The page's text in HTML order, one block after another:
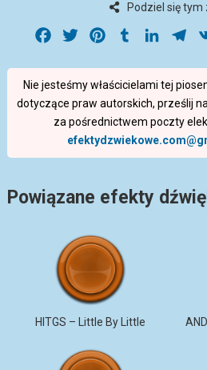
Podziel się tym
Facebook
Twitter PinterestTumblr
Nie jesteśmy właścicielami tej
dotyczące praw autorskich, prześlij
za pośrednictwem poczty
Powiązane efekty
HITGS – Little By Little